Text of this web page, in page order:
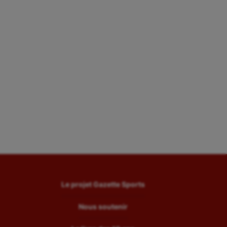
Le projet Gazette Sports
Nous soutenir